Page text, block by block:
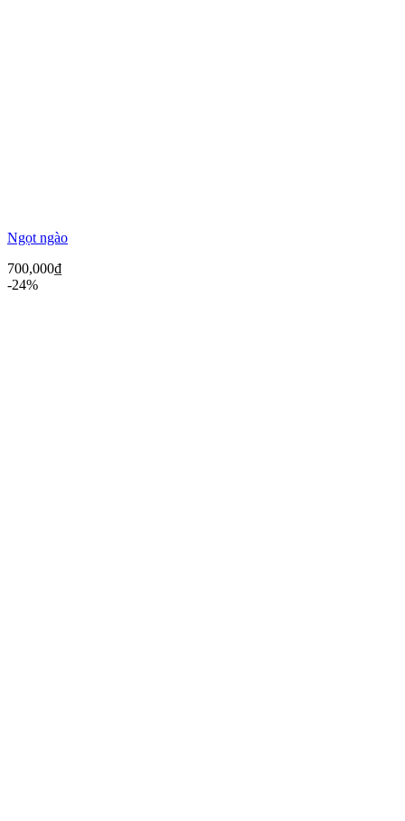
Ngọt ngào
700,000₫
-24%